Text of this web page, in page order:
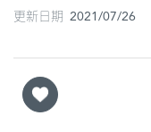
更新日期 2021/07/26